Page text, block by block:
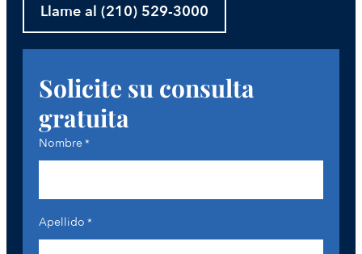
Llame al (210) 529-3000
Solicite su consulta
gratuita
Nombre*
Apellido *